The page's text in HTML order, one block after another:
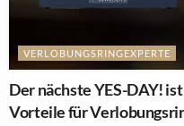
VERLOBUNGSRINGEXPERTE
Der nächste YES-DAY!
Vorteile für